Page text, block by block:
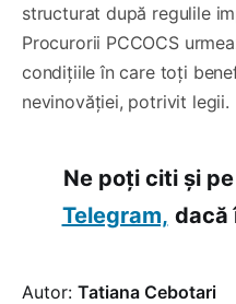
structurat după regulile
Procurorii PCCOCS
condițiile în care toți
nevinovăției, potrivit legii.
Ne poți citi și pe
Telegram, dacă
Autor: Tatiana Cebotari